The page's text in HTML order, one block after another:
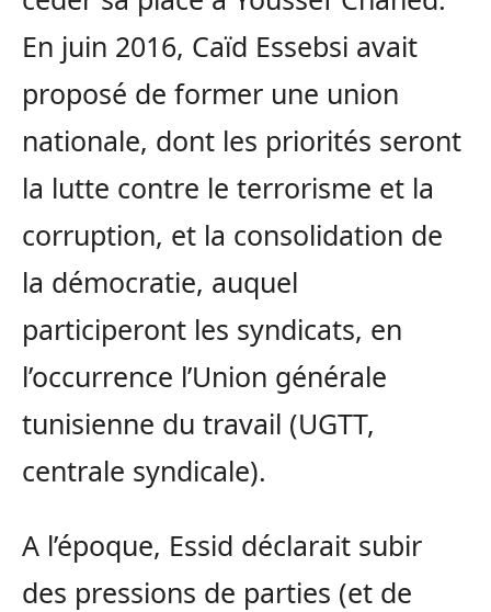
En juin 2016, Caïd Essebsi avait
proposé de former une union
nationale, dont les priorités seront
la lutte contre le terrorisme et la
corruption, et la consolidation de
la démocratie, auquel
participeront les syndicats, en
l’occurrence l’Union générale
tunisienne du travail (UGTT,
centrale syndicale).
A l’époque, Essid déclarait subir
des pressions de parties (et de